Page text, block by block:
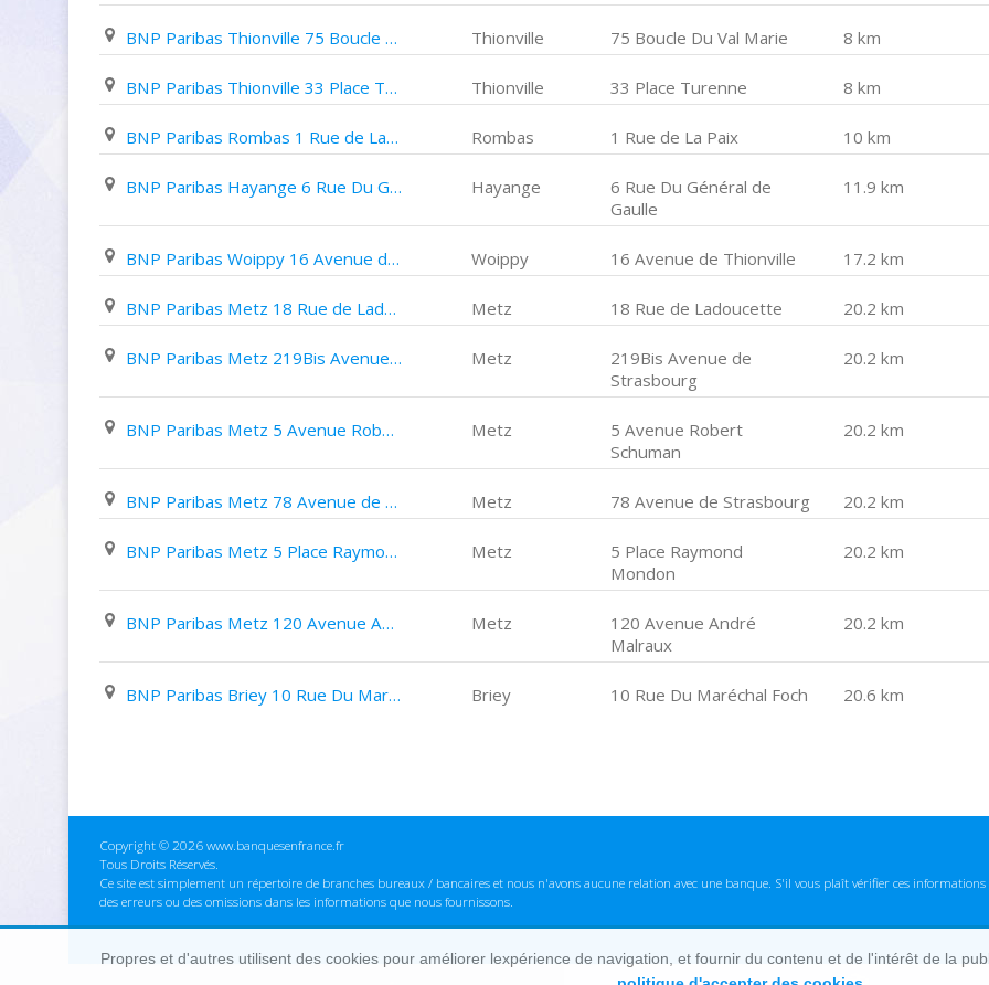
BNP Paribas Thionville 75 Boucle Du Val Marie Thionville 75 Boucle Du Val Marie 8 km
BNP Paribas Thionville 33 Place Turenne Thionville 33 Place Turenne 8 km
BNP Paribas Rombas 1 Rue de La Paix Rombas 1 Rue de La Paix 10 km
BNP Paribas Hayange 6 Rue Du Général de Gaulle Hayange
6 Rue Du Général de
Gaulle
11.9 km
BNP Paribas Woippy 16 Avenue de Thionville Woippy 16 Avenue de Thionville 17.2 km
BNP Paribas Metz 18 Rue de Ladoucette Metz 18 Rue de Ladoucette 20.2 km
BNP Paribas Metz 219Bis Avenue de Strasbourg Metz
219Bis Avenue de
Strasbourg
20.2 km
BNP Paribas Metz 5 Avenue Robert Schuman Metz
5 Avenue Robert
Schuman
20.2 km
BNP Paribas Metz 78 Avenue de Strasbourg Metz 78 Avenue de Strasbourg 20.2 km
BNP Paribas Metz 5 Place Raymond Mondon Metz
5 Place Raymond
Mondon
20.2 km
BNP Paribas Metz 120 Avenue André Malraux Metz
120 Avenue André
Malraux
20.2 km
BNP Paribas Briey 10 Rue Du Maréchal Foch Briey 10 Rue Du Maréchal Foch 20.6 km
Copyright © 2026 www.banquesenfrance.fr
Tous Droits Réservés.
Ce site est simplement un répertoire de branches bureaux / bancaires et nous n'avons aucune relation avec une banque. S'il vous plaît vérifier ces
des erreurs ou des omissions dans les informations que nous fournissons.
Propres et d'autres utilisent des cookies pour améliorer lexpérience de navigation, et fournir du contenu et de l'intérêt de la